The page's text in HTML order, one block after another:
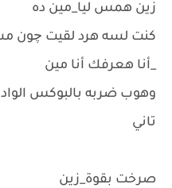
زين همس ليا_مين ده
كنت لسه هرد لقيت چون
_أنا هعرفك أنا مين
وهوب ضربه بالبوكس
تاني
صرخت بقوة_زين